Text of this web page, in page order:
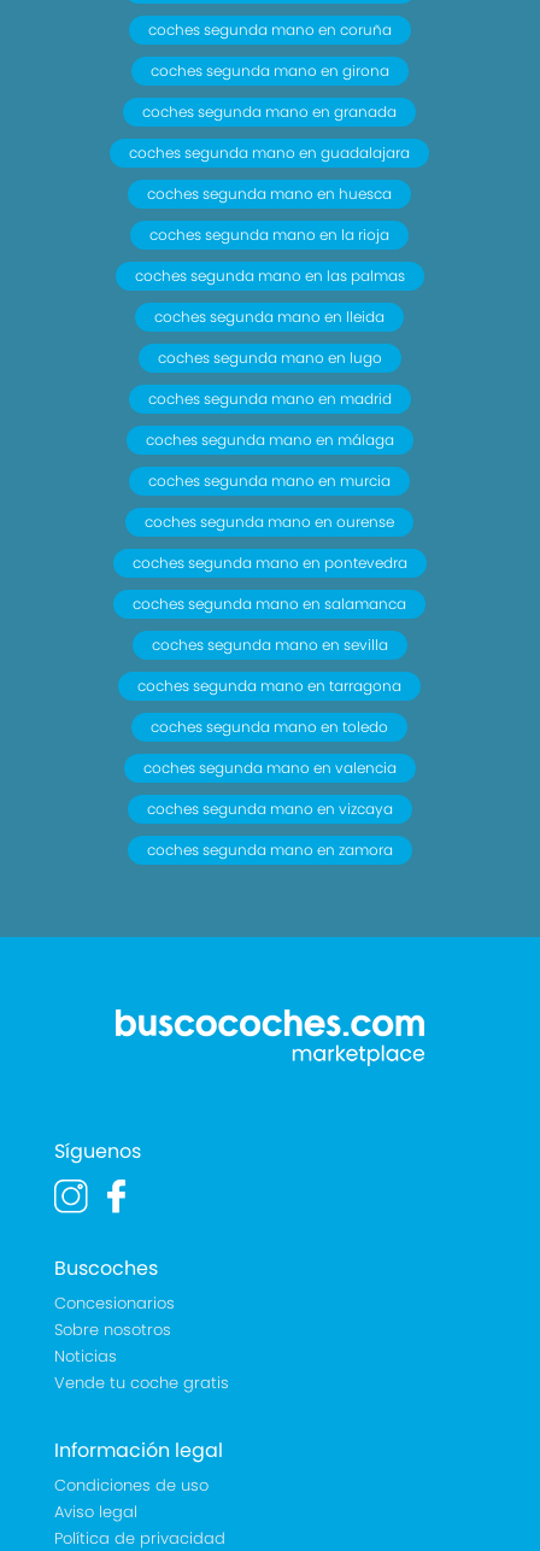
coches segunda mano en coruña
coches segunda mano en girona
coches segunda mano en granada
coches segunda mano en guadalajara
coches segunda mano en huesca
coches segunda mano en la rioja
coches segunda mano en las palmas
coches segunda mano en lleida
coches segunda mano en lugo
coches segunda mano en madrid
coches segunda mano en málaga
coches segunda mano en murcia
coches segunda mano en ourense
coches segunda mano en pontevedra
coches segunda mano en salamanca
coches segunda mano en sevilla
coches segunda mano en tarragona
coches segunda mano en toledo
coches segunda mano en valencia
coches segunda mano en vizcaya
coches segunda mano en zamora
Síguenos
Buscoches
Concesionarios
Sobre nosotros
Noticias
Vende tu coche gratis
Información legal
Condiciones de uso
Aviso legal
Política de privacidad